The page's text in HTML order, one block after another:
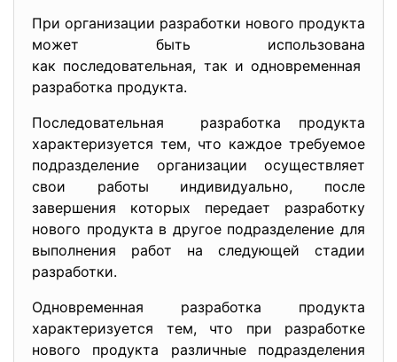
При организации разработки нового продукта
может быть использована
как последовательная, так и одновременная
разработка продукта.
Последовательная разработка продукта
характеризуется тем, что каждое требуемое
подразделение организации осуществляет
свои работы индивидуально, после
завершения которых передает разработку
нового продукта в другое подразделение для
выполнения работ на следующей стадии
разработки.
Одновременная разработка продукта
характеризуется тем, что при разработке
нового продукта различные подразделения